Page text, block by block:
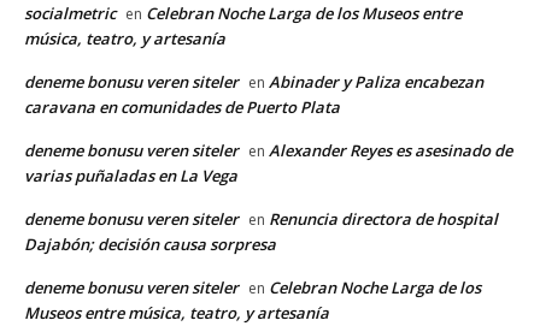
socialmetric en Celebran Noche Larga de los Museos entre
música, teatro, y artesanía
deneme bonusu veren siteler en Abinader y Paliza encabezan
caravana en comunidades de Puerto Plata
deneme bonusu veren siteler en Alexander Reyes es asesinado de
varias puñaladas en La Vega
deneme bonusu veren siteler en Renuncia directora de hospital
Dajabón; decisión causa sorpresa
deneme bonusu veren siteler en Celebran Noche Larga de los
Museos entre música, teatro, y artesanía